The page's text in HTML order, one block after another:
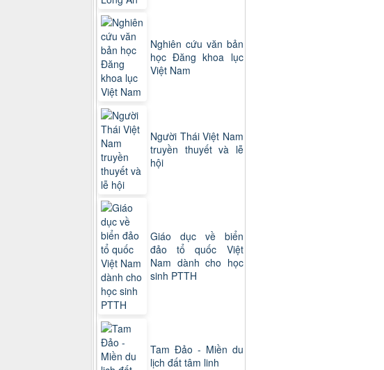
Nghiên cứu văn bản
học Đăng khoa lục
Việt Nam
Người Thái Việt Nam
truyền thuyết và lễ
hội
Giáo dục về biển
đảo tổ quốc Việt
Nam dành cho học
sinh PTTH
Tam Đảo - Miền du
lịch đất tâm linh